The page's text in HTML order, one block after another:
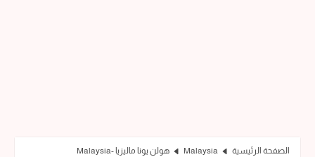
الصفحة الرئيسية Malaysia هولن يونا ماليزيا -Malaysia